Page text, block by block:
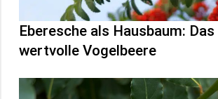
Eberesche als Hausbaum:
wertvolle Vogelbeere